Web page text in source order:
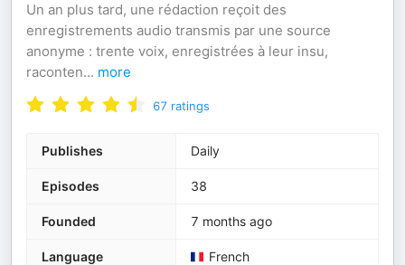
Un an plus tard, une rédaction reçoit des
enregistrements audio transmis par une source
anonyme : trente voix, enregistrées à leur insu,
raconten... more
67 ratings
Publishes Daily
Episodes 38
Founded 7 months ago
Language French